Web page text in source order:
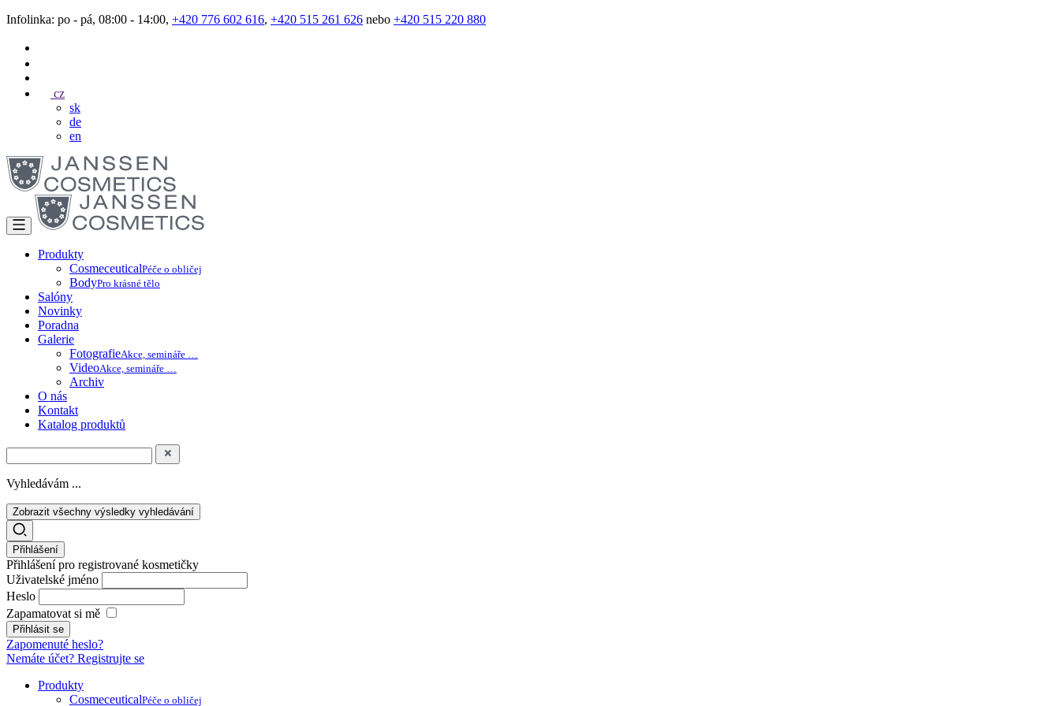
Infolinka: po - pá, 08:00 - 14:00, +420 776 602 616, +420 515 261 626 nebo +420 515 220 880
cz
sk
de
en
Produkty
CosmeceuticalPéče o obličej
BodyPro krásné tělo
Salóny
Novinky
Poradna
Galerie
FotografieAkce, semináře …
VideoAkce, semináře …
Archiv
O nás
Kontakt
Katalog produktů
Vyhledávám ...
Zobrazit všechny výsledky vyhledávání
Přihlášení
Přihlášení pro registrované kosmetičky
Uživatelské jméno
Heslo
Zapamatovat si mě
Zapomenuté heslo?
Nemáte účet? Registrujte se
Produkty
CosmeceuticalPéče o obličej